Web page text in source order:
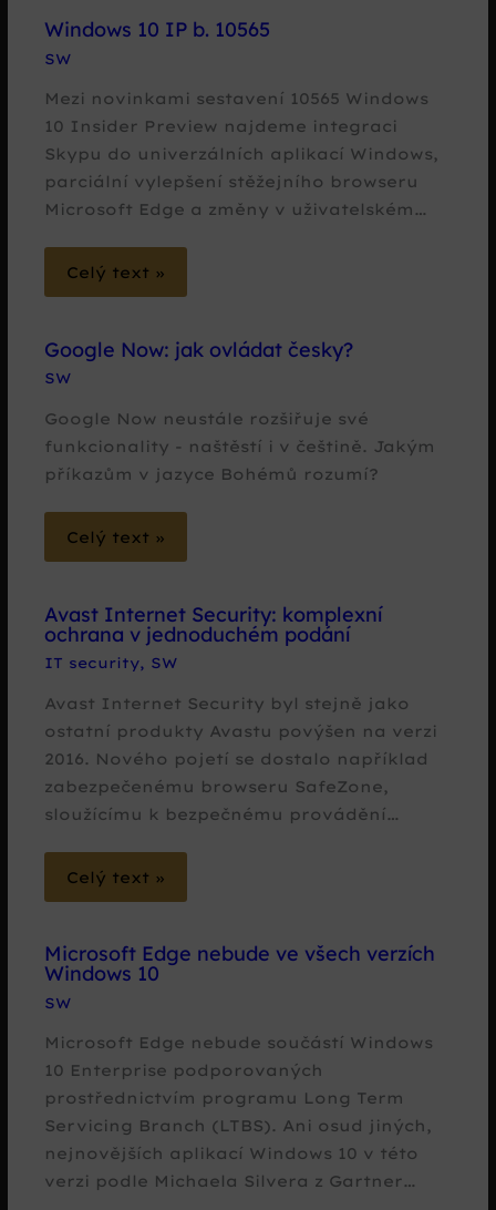
Windows 10 IP b. 10565
SW
Mezi novinkami sestavení 10565 Windows
10 Insider Preview najdeme integraci
Skypu do univerzálních aplikací Windows,
parciální vylepšení stěžejního browseru
Microsoft Edge a změny v uživatelském…
Celý text »
Google Now: jak ovládat česky?
SW
Google Now neustále rozšiřuje své
funkcionality - naštěstí i v češtině. Jakým
příkazům v jazyce Bohémů rozumí?
Celý text »
Avast Internet Security: komplexní
ochrana v jednoduchém podání
IT security, SW
Avast Internet Security byl stejně jako
ostatní produkty Avastu povýšen na verzi
2016. Nového pojetí se dostalo například
zabezpečenému browseru SafeZone,
sloužícímu k bezpečnému provádění…
Celý text »
Microsoft Edge nebude ve všech verzích
Windows 10
SW
Microsoft Edge nebude součástí Windows
10 Enterprise podporovaných
prostřednictvím programu Long Term
Servicing Branch (LTBS). Ani osud jiných,
nejnovějších aplikací Windows 10 v této
verzi podle Michaela Silvera z Gartner…